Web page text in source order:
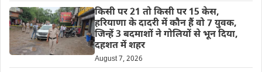
किसी पर 21 तो किसी पर 15 केस,
हरियाणा के दादरी में कौन हैं वो 7 युवक,
जिन्हें 3 बदमाशों ने गोलियों से भून दिया,
दहशत में शहर
August 7, 2026